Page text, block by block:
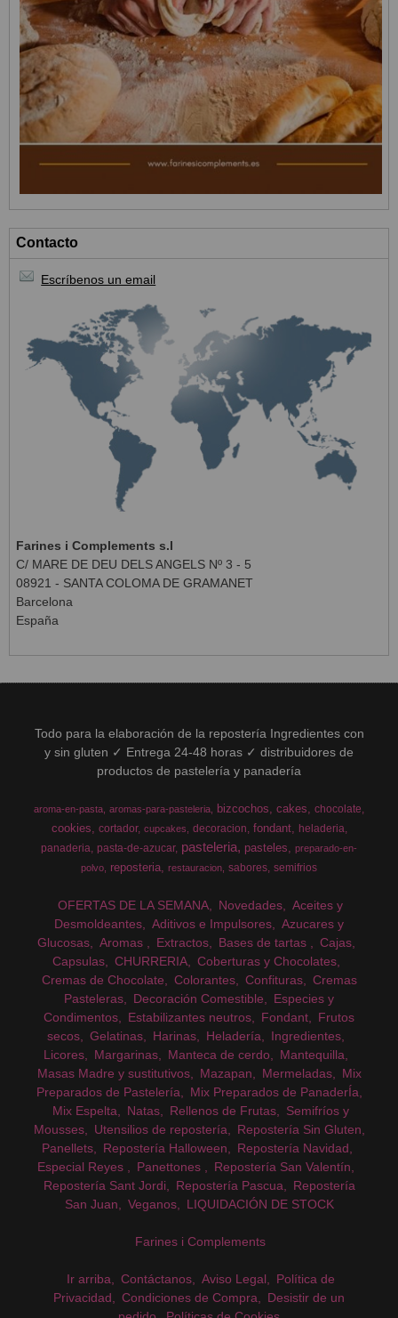
Contacto
Escríbenos un email
Farines i Complements s.l
C/ MARE DE DEU DELS ANGELS Nº 3 - 5
08921 - SANTA COLOMA DE GRAMANET
Barcelona
España
Todo para la elaboración de la repostería Ingredientes con
y sin gluten ✓ Entrega 24-48 horas ✓ distribuidores de
productos de pastelería y panadería
aroma-en-pasta aromas-para-pasteleria bizcochos cakes chocolate
cookies cortador cupcakes decoracion fondant
heladeria
panaderia pasta-de-azucar pasteleria pasteles
preparado-en-
polvo
reposteria restauracion sabores semifrios
OFERTAS DE LA SEMANA Novedades
Aceites y
Desmoldeantes
Aditivos e Impulsores
Azucares y
Glucosas
Aromas Extractos Bases de tartas
Cajas
Capsulas
CHURRERIA
Coberturas y Chocolates
Cremas de Chocolate
Colorantes Confituras
Cremas
Pasteleras
Decoración Comestible
Especies y
Condimentos
Estabilizantes neutros Fondant
Frutos
secos
Gelatinas Harinas Heladería
Ingredientes
Licores
Margarinas Manteca de cerdo
Mantequilla
Masas Madre y sustitutivos
Mazapan Mermeladas
Mix
Preparados de Pastelería
Mix Preparados de PanaderÍa
Mix Espelta
Natas Rellenos de Frutas
Semifríos y
Mousses
Utensilios de repostería
Repostería Sin Gluten
Panellets
Repostería Halloween
Repostería Navidad
Especial Reyes
Panettones
Repostería San Valentín
Repostería Sant Jordi
Repostería Pascua
Repostería
San Juan
Veganos LIQUIDACIÓN DE STOCK
Farines i Complements
Ir arriba Contáctanos Aviso Legal
Política de
Privacidad
Condiciones de Compra
Desistir de un